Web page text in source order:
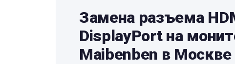
Замена разъема
DisplayPort на
Maibenben в Москве